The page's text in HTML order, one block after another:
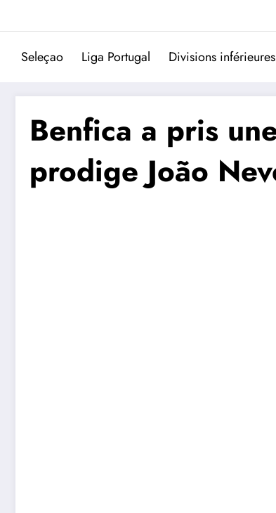
Seleçao Liga Portugal Divisions inférieures
Benfica a pris
prodige João